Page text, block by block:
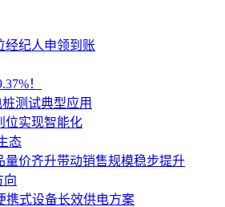
经纪人申领到账
！
测试典型应用
位实现智能化
态
量价齐升带动销售规模稳步提升
向
携式设备长效供电方案